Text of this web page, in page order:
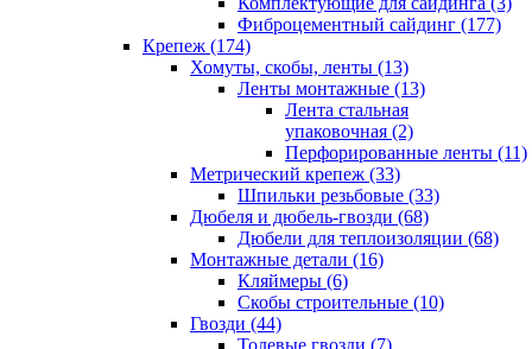
Фиброцементный сайдинг (177)
Крепеж (174)
Хомуты, скобы, ленты (13)
Ленты монтажные (13)
Лента стальная
упаковочная (2)
Перфорированные ленты (11)
Метрический крепеж (33)
Шпильки резьбовые (33)
Дюбеля и дюбель-гвозди (68)
Дюбели для теплоизоляции (68)
Монтажные детали (16)
Кляймеры (6)
Скобы строительные (10)
Гвозди (44)
Толевые гвозди (7)